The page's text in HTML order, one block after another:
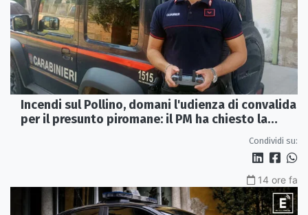
Incendi sul Pollino, domani l'udienza di convalida
per il presunto piromane: il PM ha chiesto la
Condividi su:
14 ore fa